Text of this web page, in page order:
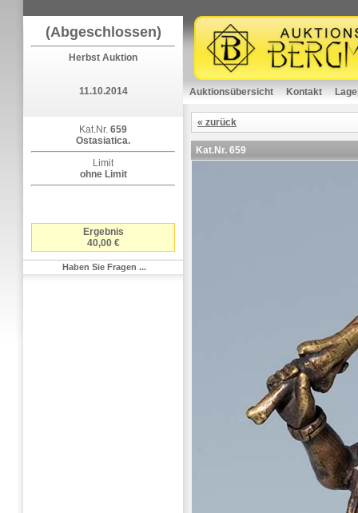
(Abgeschlossen)
Herbst Auktion
11.10.2014
Kat.Nr. 659
Ostasiatica.
Limit
ohne Limit
Ergebnis
40,00 €
Haben Sie Fragen ...
Auktionsübersicht Kontakt
« zurück
Kat.Nr. 659